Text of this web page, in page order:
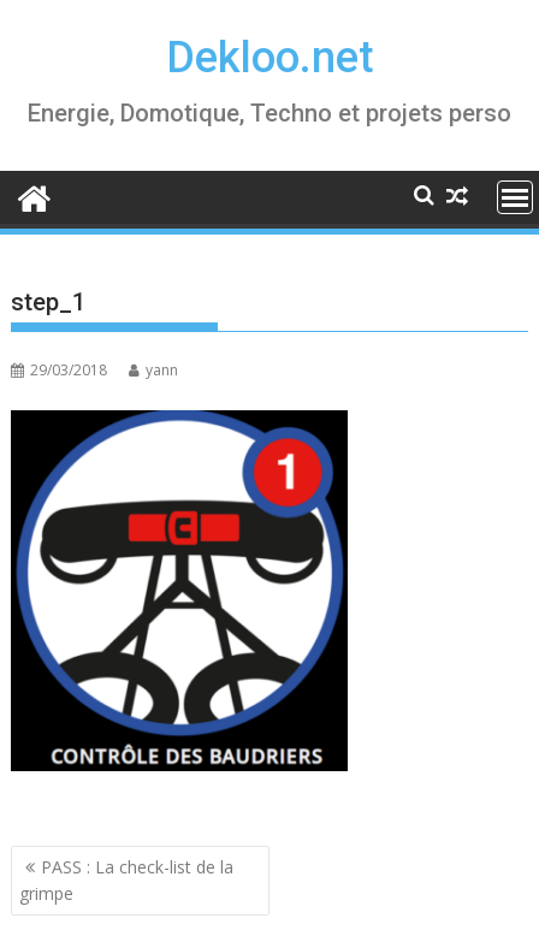
Dekloo.net
Energie, Domotique, Techno et projets perso
step_1
29/03/2018 yann
Navigation
de
PASS : La check-list de la
grimpe